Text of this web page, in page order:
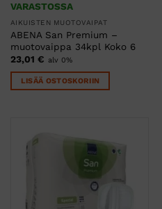
VARASTOSSA
AIKUISTEN MUOTOVAIPAT
ABENA San Premium –
muotovaippa 34kpl Koko 6
23,01 € alv 0%
LISÄÄ OSTOSKORIIN